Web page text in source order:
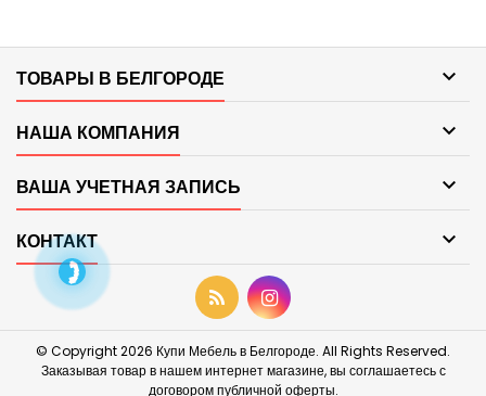
ТОВАРЫ В БЕЛГОРОДЕ 
НАША КОМПАНИЯ 
ВАША УЧЕТНАЯ ЗАПИСЬ 
КОНТАКТ 
© Copyright 2026 Купи Мебель в Белгороде. All Rights Reserved.
Заказывая товар в нашем интернет магазине, вы соглашаетесь с
договором публичной оферты.